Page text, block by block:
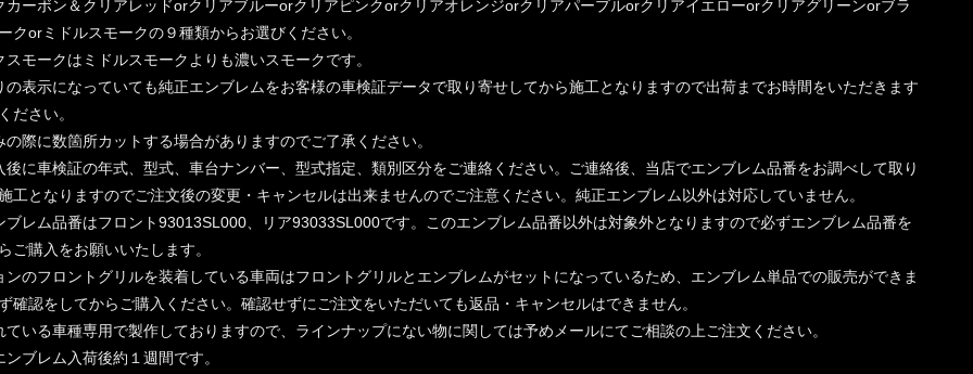
カーボン＆クリアレッドorクリアブルーorクリアピンクorクリアオレンジorクリアパープルorクリアイエローorクリアグリーンorブラ
クorミドルスモークの９種類からお選びください。
スモークはミドルスモークよりも濃いスモークです。
の表示になっていても純正エンブレムをお客様の車検証データで取り寄せしてから施工となりますので出荷までお時間をいただきます
ださい。
の際に数箇所カットする場合がありますのでご了承ください。
後に車検証の年式、型式、車台ナンバー、型式指定、類別区分をご連絡ください。ご連絡後、当店でエンブレム品番をお調べして取り
工となりますのでご注文後の変更・キャンセルは出来ませんのでご注意ください。純正エンブレム以外は対応していません。
ブレム品番はフロント93013SL000、リア93033SL000です。このエンブレム品番以外は対象外となりますので必ずエンブレム品番を
ご購入をお願いいたします。
ンのフロントグリルを装着している車両はフロントグリルとエンブレムがセットになっているため、エンブレム単品での販売ができま
確認をしてからご購入ください。確認せずにご注文をいただいても返品・キャンセルはできません。
ている車種専用で製作しておりますので、ラインナップにない物に関しては予めメールにてご相談の上ご注文ください。
ンブレム入荷後約１週間です。